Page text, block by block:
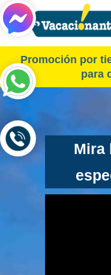
Promoción por
para
Mira